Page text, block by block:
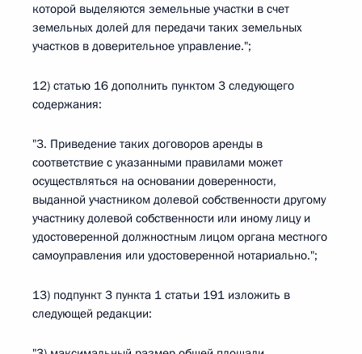
которой выделяются земельные участки в счет
земельных долей для передачи таких земельных
участков в доверительное управление.";
12) статью 16 дополнить пунктом 3 следующего
содержания:
"3. Приведение таких договоров аренды в
соответствие с указанными правилами может
осуществляться на основании доверенности,
выданной участником долевой собственности другому
участнику долевой собственности или иному лицу и
удостоверенной должностным лицом органа местного
самоуправления или удостоверенной нотариально.";
13) подпункт 3 пункта 1 статьи 191 изложить в
следующей редакции: